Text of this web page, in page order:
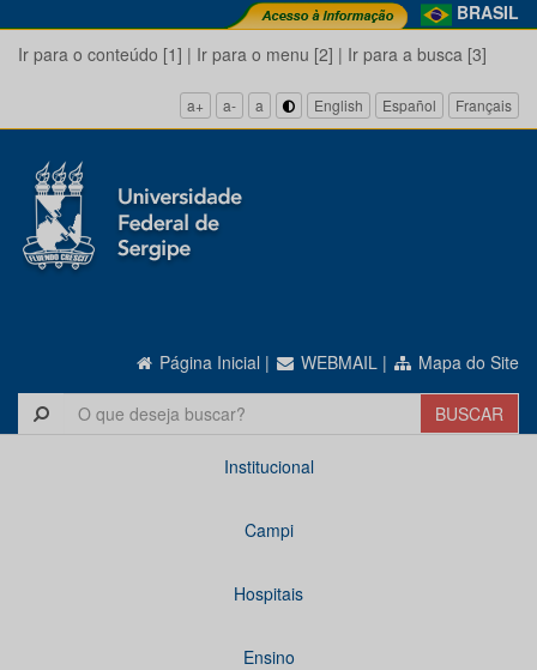
BRASIL
Ir para o conteúdo [1] | Ir para o menu [2] | Ir para a busca [3]
a+ a- a English Español Français
Página Inicial | WEBMAIL | Mapa do Site
Institucional
Campi
Hospitais
Ensino